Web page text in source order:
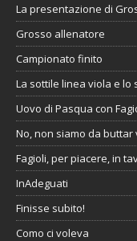
La presentazione di
Grosso allenatore
Campionato finito
La sottile linea viola e
Uovo di Pasqua con
No, non siamo da buttar
Fagioli, per piacere, in
InAdeguati
Finisse subito!
Como ci voleva